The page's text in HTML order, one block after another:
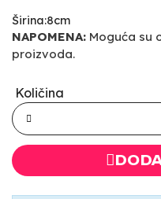
Širina:8cm
NAPOMENA: Moguća su
proizvoda.
Količina